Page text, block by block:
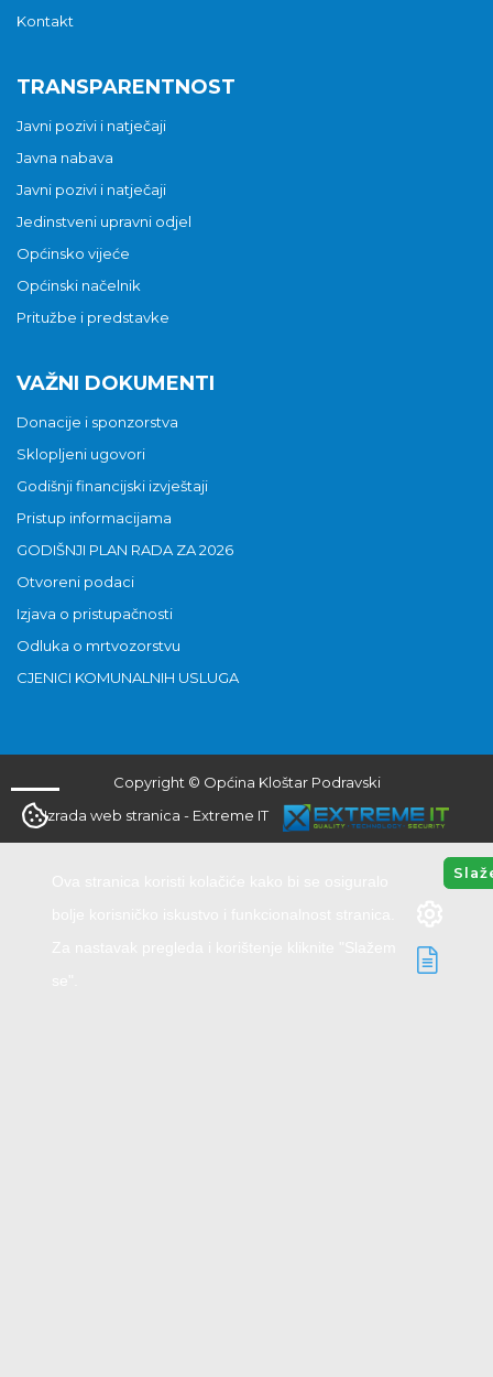
Kontakt
TRANSPARENTNOST
Javni pozivi i natječaji
Javna nabava
Javni pozivi i natječaji
Jedinstveni upravni odjel
Općinsko vijeće
Općinski načelnik
Pritužbe i predstavke
VAŽNI DOKUMENTI
Donacije i sponzorstva
Sklopljeni ugovori
Godišnji financijski izvještaji
Pristup informacijama
GODIŠNJI PLAN RADA ZA 2026
Otvoreni podaci
Izjava o pristupačnosti
Odluka o mrtvozorstvu
CJENICI KOMUNALNIH USLUGA
Copyright © Općina Kloštar Podravski
Izrada web stranica - Extreme IT